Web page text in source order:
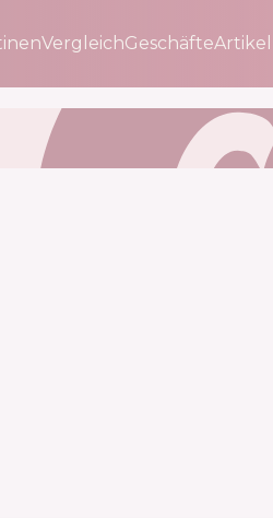
VergleichGeschäfteArtikel